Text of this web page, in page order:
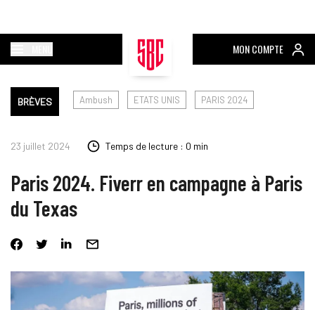
MON COMPTE
BRÈVES Ambush ETATS UNIS PARIS 2024
23 juillet 2024 Temps de lecture : 0 min
Paris 2024. Fiverr en campagne à Paris
du Texas